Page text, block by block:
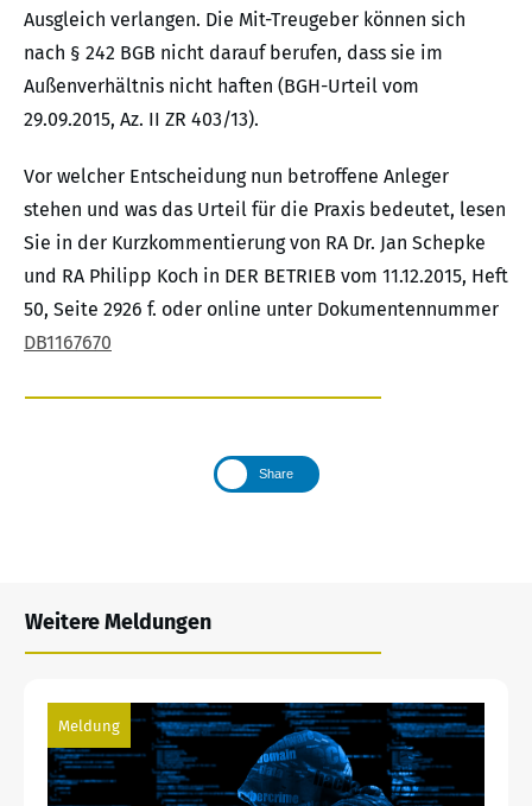
Ausgleich verlangen. Die Mit-Treugeber können sich
nach § 242 BGB nicht darauf berufen, dass sie im
Außenverhältnis nicht haften (BGH-Urteil vom
29.09.2015, Az. II ZR 403/13).
Vor welcher Entscheidung nun betroffene Anleger
stehen und was das Urteil für die Praxis bedeutet, lesen
Sie in der Kurzkommentierung von RA Dr. Jan Schepke
und RA Philipp Koch in DER BETRIEB vom 11.12.2015, Heft
50, Seite 2926 f. oder online unter Dokumentennummer
DB1167670
Share
Weitere Meldungen
Meldung